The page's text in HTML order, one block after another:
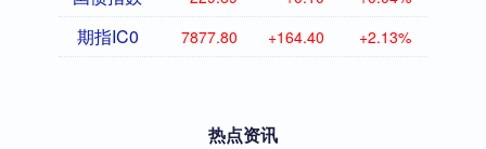
期指IC0 7877.80 +164.40 +2.13%
热点资讯